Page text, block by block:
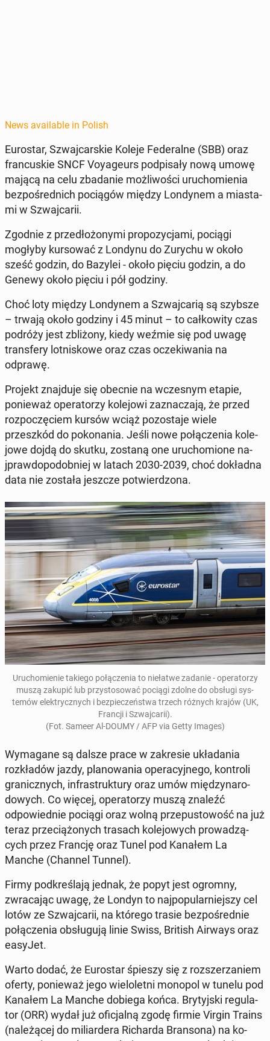
News available in Polish
Eu­rostar, Szwa­j­carskie Koleje Fed­er­alne (SBB) oraz
fran­cuskie SNCF Voyageurs pod­pisały nową umowę
mającą na celu zbadanie możli­woś­ci uru­chomienia
bezpośred­nich pociągów między Lon­dynem a mi­as­ta­
mi w Szwa­j­carii.
Zgodnie z przedłożony­mi propozy­c­ja­mi, pociągi
mogłyby kur­sować z Londynu do Zurychu w około
sześć godzin, do Bazylei - około pięciu godzin, a do
Genewy około pięciu i pół godziny.
Choć loty między Lon­dynem a Szwa­j­car­ią są szybsze
– trwają około godziny i 45 minut – to całkow­ity czas
podróży jest zbliżony, kiedy weźmie się pod uwagę
trans­fery lot­niskowe oraz czas oczeki­wa­nia na
odprawę.
Projekt zna­j­du­je się obecnie na wczes­nym etapie,
ponieważ op­er­a­torzy kole­jowi za­z­nacza­ją, że przed
rozpoczę­ciem kursów wciąż po­zosta­je wiele
przeszkód do poko­na­nia. Jeśli nowe połączenia kole­
jowe dojdą do skutku, zostaną one uru­chomione na­
jpraw­dopodob­niej w latach 2030-2039, choć dokład­na
data nie została jeszcze potwierd­zona.
Uru­chomie­nie takiego połączenia to niełatwe zadanie - op­er­a­torzy
muszą zakupić lub przys­tosować pociągi zdolne do obsługi sys­
temów elek­trycznych i bez­pieczeńst­wa trzech różnych krajów (UK,
Francji i Szwa­j­carii).
(Fot. Sameer Al-DOUMY / AFP via Getty Images)
Wyma­gane są dalsze prace w za­kre­sie układa­nia
rozkładów jazdy, planowa­nia op­er­a­cyjnego, kon­troli
granicznych, in­fra­struk­tu­ry oraz umów między­nar­o­
dowych. Co więcej, op­er­a­torzy muszą znaleźć
odpowied­nie pociągi oraz wolną prze­pus­towość na już
teraz prze­ciążonych trasach kole­jowych prowadzą­
cych przez Francję oraz Tunel pod Kanałem La
Manche (Channel Tunnel).
Firmy pod­kreśla­ją jednak, że popyt jest ogromny,
zwraca­jąc uwagę, że Londyn to na­jpop­u­larniejszy cel
lotów ze Szwa­j­carii, na którego trasie bezpośred­nie
połączenia ob­sługu­ją linie Swiss, British Airways oraz
easyJet.
Warto dodać, że Eu­rostar śpieszy się z rozsz­erzaniem
oferty, ponieważ jego wielo­let­ni monopol w tunelu pod
Kanałem La Manche dobiega końca. Bry­tyjs­ki reg­u­la­
tor (ORR) wydał już ofic­jal­ną zgodę firmie Virgin Trains
(należącej do mil­iardera Richar­da Bran­sona) na ko­